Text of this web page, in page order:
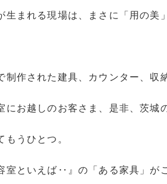
生まれる現場は、まさに「用の美
制作された建具、カウンター、収
にお越しのお客さま、是非、茨城
もうひとつ。
室といえば‥』の「ある家具」が